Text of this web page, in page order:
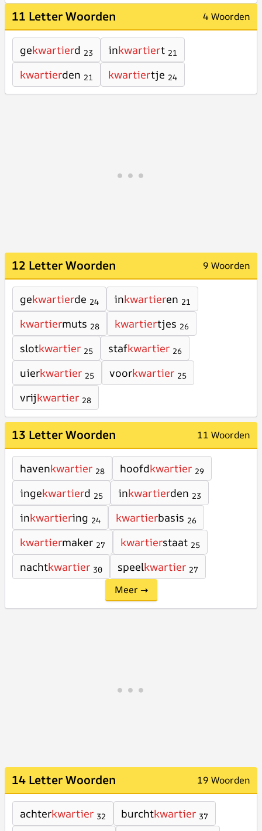
11 Letter Woorden 4 Woorden
gekwartierd 23 inkwartiert 21
kwartierden 21 kwartiertje 24
12 Letter Woorden 9 Woorden
gekwartierde 24 inkwartieren 21
kwartiermuts 28 kwartiertjes 26
slotkwartier 25 stafkwartier 26
uierkwartier 25 voorkwartier 25
vrijkwartier 28
13 Letter Woorden 11 Woorden
havenkwartier 28 hoofdkwartier 29
ingekwartierd 25 inkwartierden 23
inkwartiering 24 kwartierbasis 26
kwartiermaker 27 kwartierstaat 25
nachtkwartier 30 speelkwartier 27
Meer →
14 Letter Woorden 19 Woorden
achterkwartier 32 burchtkwartier 37